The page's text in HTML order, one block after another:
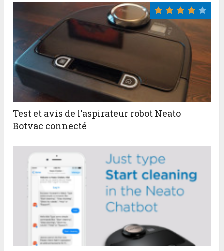
Test et avis de l’aspirateur robot Neato
Botvac connecté